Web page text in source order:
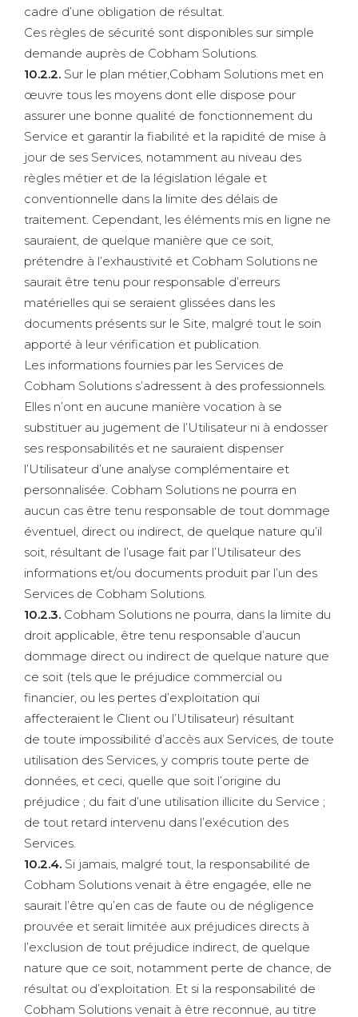
cadre d’une obligation de résultat.
Ces règles de sécurité sont disponibles sur simple
demande auprès de Cobham Solutions.
10.2.2. Sur le plan métier,Cobham Solutions met en
œuvre tous les moyens dont elle dispose pour
assurer une bonne qualité de fonctionnement du
Service et garantir la fiabilité et la rapidité de mise à
jour de ses Services, notamment au niveau des
règles métier et de la législation légale et
conventionnelle dans la limite des délais de
traitement. Cependant, les éléments mis en ligne ne
sauraient, de quelque manière que ce soit,
prétendre à l’exhaustivité et Cobham Solutions ne
saurait être tenu pour responsable d’erreurs
matérielles qui se seraient glissées dans les
documents présents sur le Site, malgré tout le soin
apporté à leur vérification et publication.
Les informations fournies par les Services de
Cobham Solutions s’adressent à des professionnels.
Elles n’ont en aucune manière vocation à se
substituer au jugement de l’Utilisateur ni à endosser
ses responsabilités et ne sauraient dispenser
l’Utilisateur d’une analyse complémentaire et
personnalisée. Cobham Solutions ne pourra en
aucun cas être tenu responsable de tout dommage
éventuel, direct ou indirect, de quelque nature qu’il
soit, résultant de l’usage fait par l’Utilisateur des
informations et/ou documents produit par l’un des
Services de Cobham Solutions.
10.2.3. Cobham Solutions ne pourra, dans la limite du
droit applicable, être tenu responsable d’aucun
dommage direct ou indirect de quelque nature que
ce soit (tels que le préjudice commercial ou
financier, ou les pertes d’exploitation qui
affecteraient le Client ou l’Utilisateur) résultant
de toute impossibilité d’accès aux Services, de toute
utilisation des Services, y compris toute perte de
données, et ceci, quelle que soit l’origine du
préjudice ; du fait d’une utilisation illicite du Service ;
de tout retard intervenu dans l’exécution des
Services.
10.2.4. Si jamais, malgré tout, la responsabilité de
Cobham Solutions venait à être engagée, elle ne
saurait l’être qu’en cas de faute ou de négligence
prouvée et serait limitée aux préjudices directs à
l’exclusion de tout préjudice indirect, de quelque
nature que ce soit, notamment perte de chance, de
résultat ou d’exploitation. Et si la responsabilité de
Cobham Solutions venait à être reconnue, au titre